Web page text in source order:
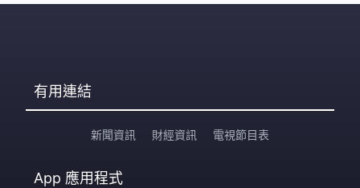
有用連結
新聞資訊 財經資訊 電視節目表
App 應用程式